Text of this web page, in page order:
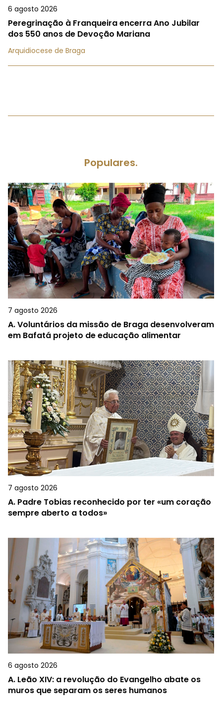
6 agosto 2026
Peregrinação à Franqueira encerra Ano Jubilar
dos 550 anos de Devoção Mariana
Arquidiocese de Braga
Populares.
7 agosto 2026
A.Voluntários da missão de Braga desenvolveram
em Bafatá projeto de educação alimentar
7 agosto 2026
A. Padre Tobias reconhecido por ter «um coração
sempre aberto a todos»
6 agosto 2026
A. Leão XIV: a revolução do Evangelho abate os
muros que separam os seres humanos